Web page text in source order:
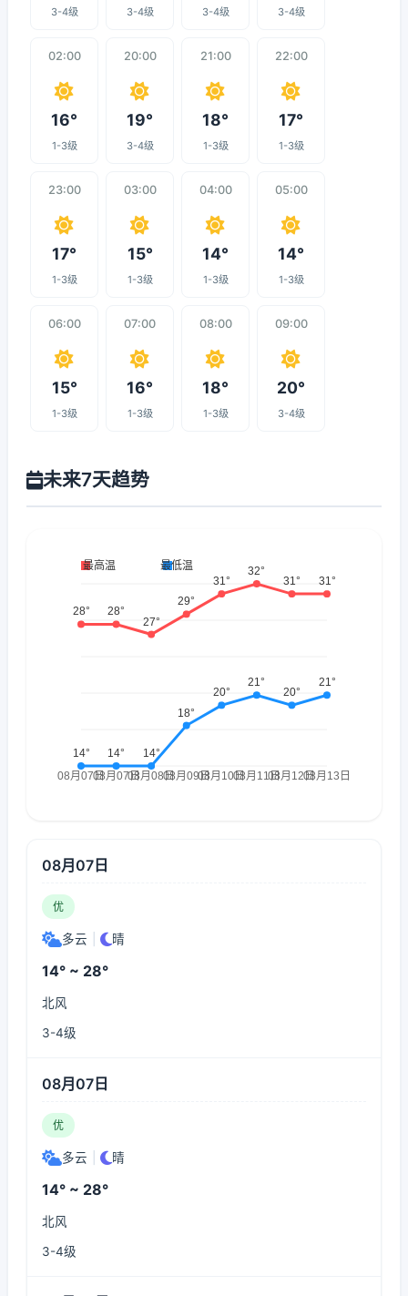
3-4级 3-4级 3-4级 3-4级
02:00
16°
1-3级
20:00
19°
3-4级
21:00
18°
1-3级
22:00
17°
1-3级
23:00
17°
1-3级
03:00
15°
1-3级
04:00
14°
1-3级
05:00
14°
1-3级
06:00
15°
1-3级
07:00
16°
1-3级
08:00
18°
1-3级
09:00
20°
3-4级
未来7天趋势
08月07日
优
多云 晴
14° ~ 28°
北风
3-4级
08月07日
优
多云 晴
14° ~ 28°
北风
3-4级